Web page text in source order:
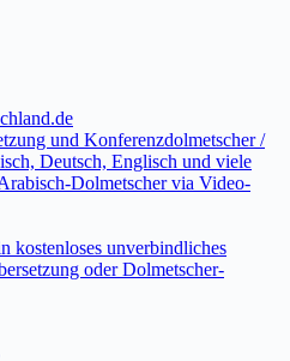
und Konferenzdolmetscher /
Deutsch, Englisch und viele
Dolmetscher via Video-
kostenloses unverbindliches
oder Dolmetscher-